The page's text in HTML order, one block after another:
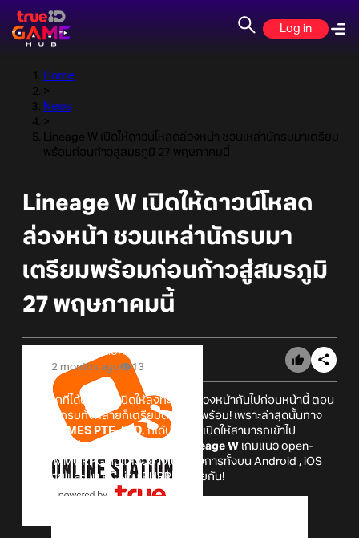
Log in
Home
>
News
>
Lineage W เปิดให้ดาวน์โหลดล่วงหน้า ชวนเหล่านักรบมาเตรียม
พร้อมก่อนก้าวสู่สมรภูมิ 27 พฤษภาคมนี้
Lineage W เปิดให้ดาวน์โหลด
ล่วงหน้า ชวนเหล่านักรบมา
เตรียมพร้อมก่อนก้าวสู่สมรภูมิ
27 พฤษภาคมนี้
Online Station
2 months ago
13
หลังจากที่ได้ประกาศเปิดให้ลงทะเบียนล่วงหน้ากันไปก่อนหน้านี้ ตอน
นี้เหล่านักรบทั้งหลายก็เตรียมตัวกันให้พร้อม! เพราะล่าสุดนั้นทาง
NCV GAMES PTE. LTD.ก็ได้ประกาศเปิดให้สามารถเข้าไป
ดาวน์โหลดล่วงหน้าสำหรับตัวเกม
Lineage W เกมแนว open-
world MMORPG กันแล้วอย่างเป็นทางการทั้งบน Android , iOS
สโตร์ไทย และบน PC ผ่าน PURPLE ด้วยกัน!